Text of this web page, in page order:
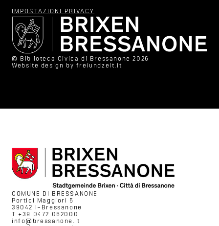
IMPOSTAZIONI PRIVACY
© Biblioteca Civica di Bressanone 2026
Website design by freiundzeit.it
COMUNE DI BRESSANONE
Portici Maggiori 5
39042 I–Bressanone
T +39 0472 062000
info@bressanone.it